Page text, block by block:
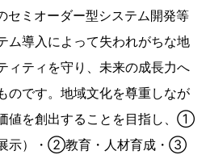
セミオーダー型システム開発等
ム導入によって失われがちな地
ィティを守り、未来の成長力へ
のです。地域文化を尊重しなが
値を創出することを目指し、①
示）・②教育・人材育成・③